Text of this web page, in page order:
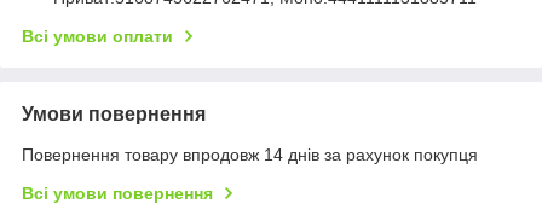
Всі умови оплати
Умови повернення
Повернення товару впродовж 14 днів за рахунок покупця
Всі умови повернення